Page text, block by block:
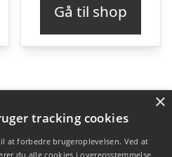
Gå til shop
×
tracking cookies
at forbedre brugeroplevelsen. Ved at
du alle cookies i overensstemmelse